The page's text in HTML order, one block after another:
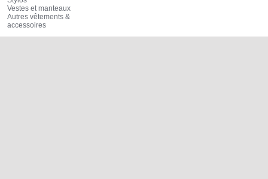
Vestes et manteaux
Autres vêtements &
accessoires